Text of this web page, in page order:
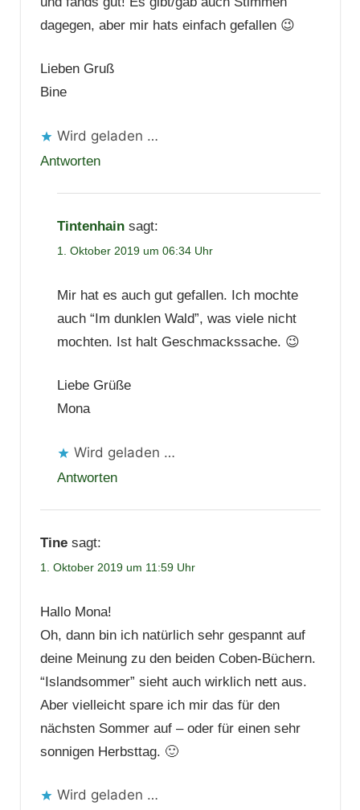
dagegen, aber mir hats einfach gefallen 😉
Lieben Gruß
Bine
Wird geladen …
Antworten
Tintenhain sagt:
1. Oktober 2019 um 06:34 Uhr
Mir hat es auch gut gefallen. Ich mochte
auch “Im dunklen Wald”, was viele nicht
mochten. Ist halt Geschmackssache. 😉
Liebe Grüße
Mona
Wird geladen …
Antworten
Tine sagt:
1. Oktober 2019 um 11:59 Uhr
Hallo Mona!
Oh, dann bin ich natürlich sehr gespannt auf
deine Meinung zu den beiden Coben-Büchern.
“Islandsommer” sieht auch wirklich nett aus.
Aber vielleicht spare ich mir das für den
nächsten Sommer auf – oder für einen sehr
sonnigen Herbsttag. 🙂
Wird geladen …